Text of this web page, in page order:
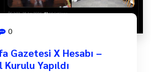
0
Gazetesi X Hesabı –
Yapıldı